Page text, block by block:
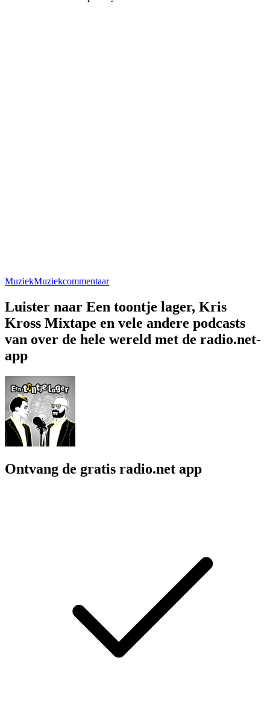
MuziekMuziekcommentaar
Luister naar Een toontje lager, Kris
Kross Mixtape en vele andere podcasts
van over de hele wereld met de radio.net-
app
Ontvang de gratis radio.net app